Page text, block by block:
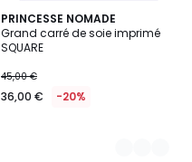
PRINCESSE NOMADE
Grand carré de soie imprimé
SQUARE
45,00 €
36,00 € -20%
3
Couleurs